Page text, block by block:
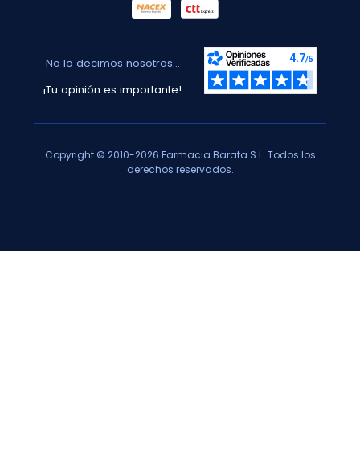
No lo decimos nosotros...
¡Tu opinión es importante!
Copyright © 2010-2026 Farmacia Barata S.L. Todos los
derechos reservados.